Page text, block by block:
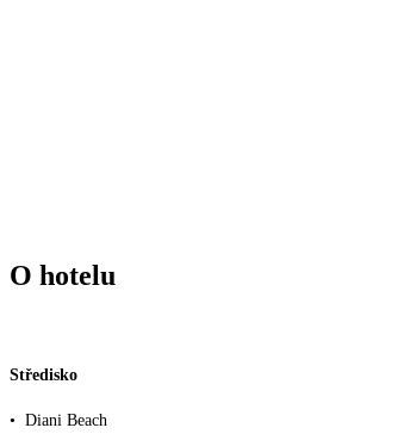
O hotelu
Středisko
• Diani Beach